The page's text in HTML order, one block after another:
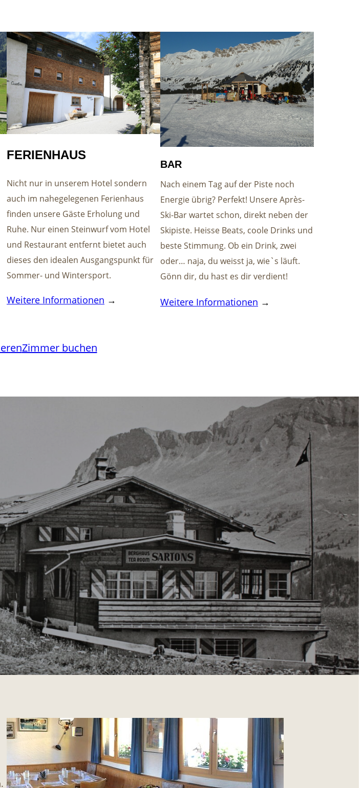
FERIENHAUS
Nicht nur in unserem Hotel sondern
auch im nahegelegenen Ferienhaus
finden unsere Gäste Erholung und
Ruhe. Nur einen Steinwurf vom Hotel
und Restaurant entfernt bietet auch
dieses den idealen Ausgangspunkt für
Sommer- und Wintersport.
Weitere Informationen →
BAR
Nach einem Tag auf der Piste noch
Energie übrig? Perfekt! Unsere Après-
Ski-Bar wartet schon, direkt neben der
Skipiste. Heisse Beats, coole Drinks und
beste Stimmung. Ob ein Drink, zwei
oder… naja, du weisst ja, wie`s läuft.
Gönn dir, du hast es dir verdient!
Weitere Informationen →
Zimmer buchen